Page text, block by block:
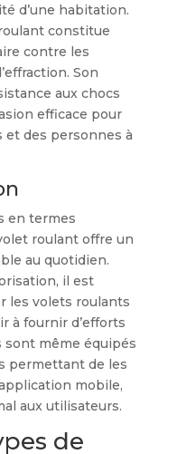
d’une habitation.
constitue
contre les
Son
aux chocs
efficace pour
et des personnes à
en termes
roulant offre un
au quotidien.
il est
les volets roulants
à fournir d’efforts
sont même équipés
permettant de les
mobile,
aux utilisateurs.
de